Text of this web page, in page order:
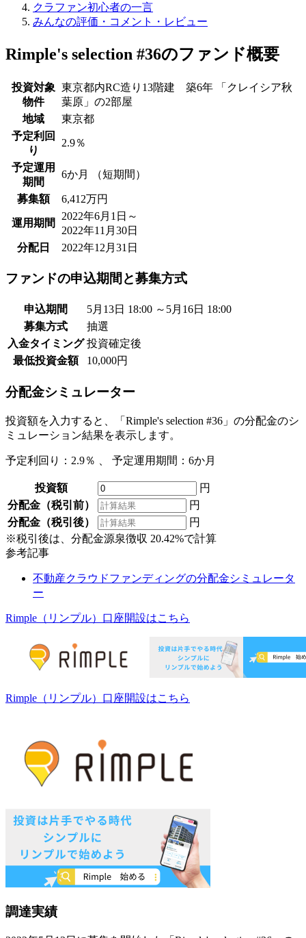
クラファン初心者の一言
みんなの評価・コメント・レビュー
Rimple's selection #36のファンド概要
投資対象
物件
東京都内RC造り13階建 築6年 「クレイシア秋
葉原」の2部屋
地域
東京都
予定利回
り
2.9％
予定運用
期間
6か月 （短期間）
募集額 6,412万円
運用期間
2022年6月1日～
2022年11月30日
分配日
2022年12月31日
ファンドの申込期間と募集方式
申込期間
5月13日 18:00 ～5月16日 18:00
募集方式
抽選
入金タイミング 投資確定後
最低投資金額
10,000円
分配金シミュレーター
投資額を入力すると、「Rimple's selection #36」の分配金のシ
ミュレーション結果を表示します。
予定利回り： 2.9％ 、 予定運用期間： 6か月
投資額
円
分配金（税引前）
円
分配金（税引後）
円
※税引後は、分配金源泉徴収 20.42%で計算
参考記事
不動産クラウドファンディングの分配金シミュレータ
ー
Rimple（リンプル） 口座開設はこちら
Rimple（リンプル） 口座開設はこちら
調達実績